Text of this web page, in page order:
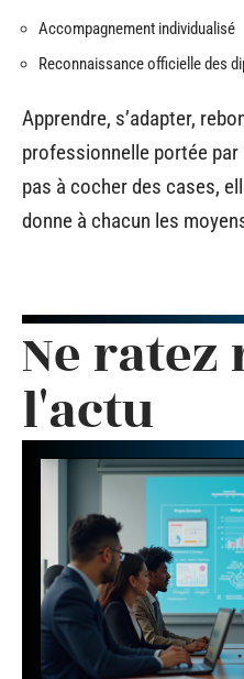
Accompagnement individualisé
Reconnaissance officielle des
Apprendre, s’adapter,
professionnelle portée par
pas à cocher des cases,
donne à chacun les
Ne ratez
l'actu